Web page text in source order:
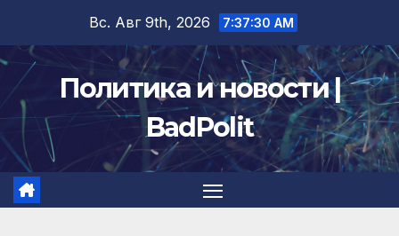
содержимому
Вс. Авг 9th, 2026 7:37:30 AM
Политика и новости |
BadPolit